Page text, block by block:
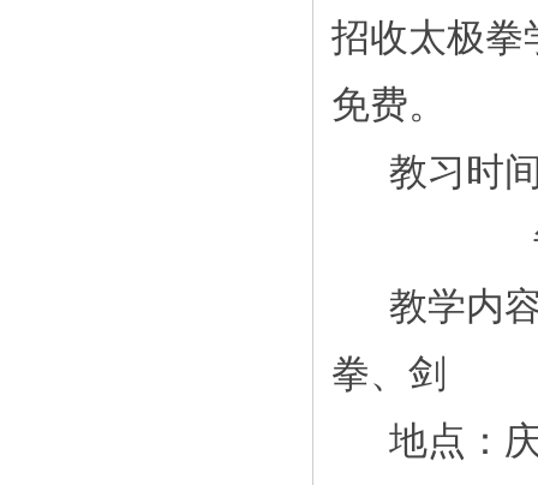
招收太极拳
免费。
教习时
教学内
拳、剑
地点：